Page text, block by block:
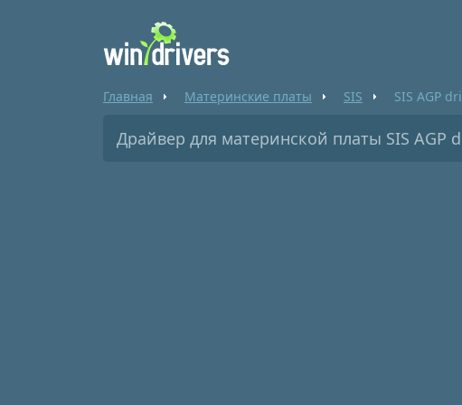
Главная Материнские платы SIS SIS AGP
Драйвер для материнской платы SIS AGP